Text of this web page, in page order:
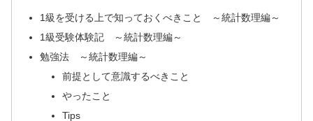
1級を受ける上で知っておくべきこと ～統計数理編～
1級受験体験記 ～統計数理編～
勉強法 ～統計数理編～
前提として意識するべきこと
やったこと
Tips